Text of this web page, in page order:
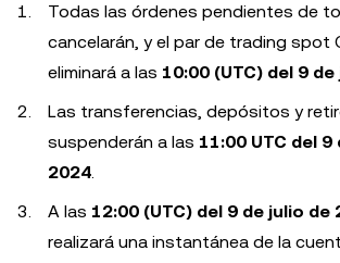
Todas las órdenes pendientes de
cancelarán, y el par de trading spot
eliminará a las 10:00 (UTC) del 9
Las transferencias, depósitos y
suspenderán a las 11:00 UTC del
2024.
A las 12:00 (UTC) del 9 de julio de
realizará una instantánea de la